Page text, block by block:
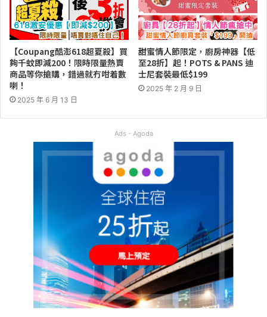
【Coupang酷澎618超夏殺】買
夠千蚊即減200！限時限量熱賣
商品等你搶購，錯過就冇咁着數
喇！
2025 年 6 月 13 日
甜蜜情人節限定，廚房神器【低
至28折】起！POTS & PANS 迪
士尼套裝最低$199
2025 年 2 月 9 日
Ads - Agoda